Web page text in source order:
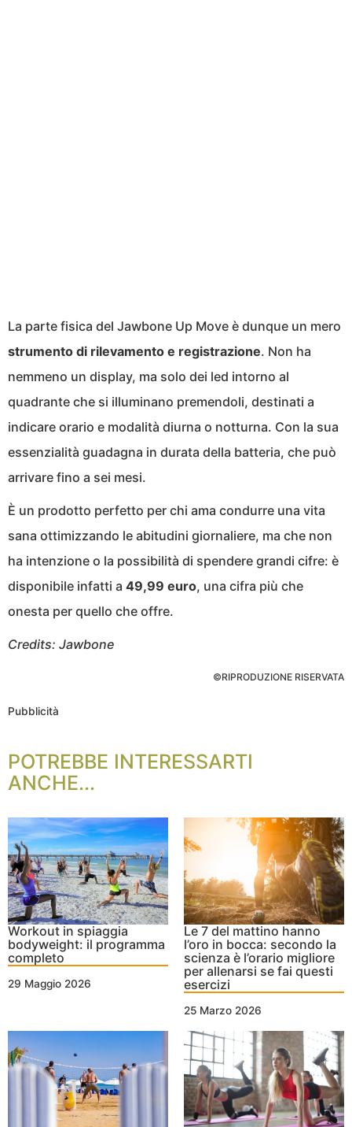
La parte fisica del Jawbone Up Move è dunque un mero
strumento di rilevamento e registrazione. Non ha
nemmeno un display, ma solo dei led intorno al
quadrante che si illuminano premendoli, destinati a
indicare orario e modalità diurna o notturna. Con la sua
essenzialità guadagna in durata della batteria, che può
arrivare fino a sei mesi.
È un prodotto perfetto per chi ama condurre una vita
sana ottimizzando le abitudini giornaliere, ma che non
ha intenzione o la possibilità di spendere grandi cifre: è
disponibile infatti a 49,99 euro, una cifra più che
onesta per quello che offre.
Credits: Jawbone
©RIPRODUZIONE RISERVATA
Pubblicità
POTREBBE INTERESSARTI
ANCHE...
Workout in spiaggia
bodyweight: il programma
completo
29 Maggio 2026
Le 7 del mattino hanno
l’oro in bocca: secondo la
scienza è l’orario migliore
per allenarsi se fai questi
esercizi
25 Marzo 2026